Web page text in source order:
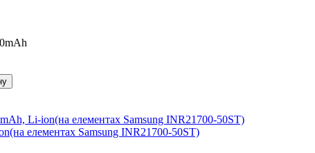
елементах Samsung INR21700-50ST)